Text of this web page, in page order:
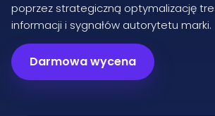
poprzez strategiczną optymalizację
informacji i sygnałów autorytetu marki.
Darmowa wycena